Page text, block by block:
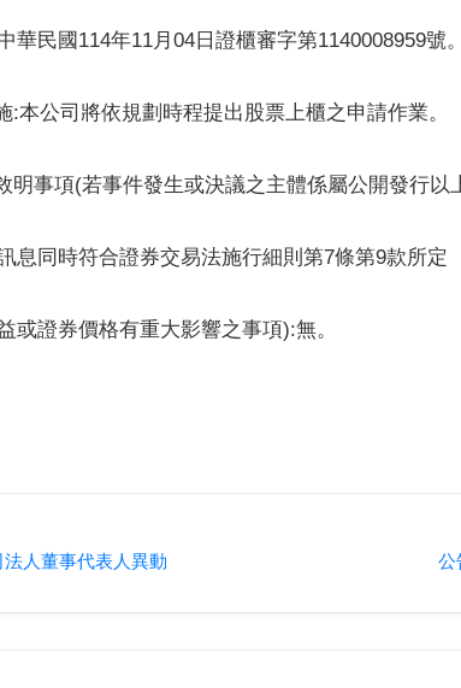
華民國114年11月04日證櫃審字第1140008959號。
:本公司將依規劃時程提出股票上櫃之申請作業。
明事項(若事件發生或決議之主體係屬公開發行以
息同時符合證券交易法施行細則第7條第9款所定
或證券價格有重大影響之事項):無。
人董事代表人異動